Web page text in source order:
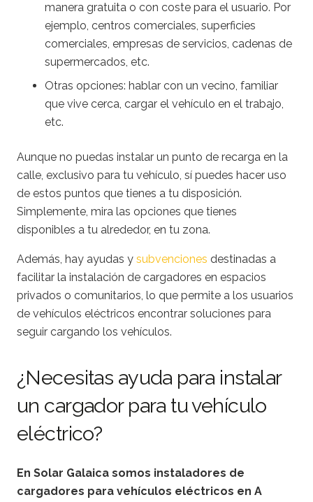
manera gratuita o con coste para el usuario. Por
ejemplo, centros comerciales, superficies
comerciales, empresas de servicios, cadenas de
supermercados, etc.
Otras opciones: hablar con un vecino, familiar
que vive cerca, cargar el vehículo en el trabajo,
etc.
Aunque no puedas instalar un punto de recarga en la
calle, exclusivo para tu vehículo, sí puedes hacer uso
de estos puntos que tienes a tu disposición.
Simplemente, mira las opciones que tienes
disponibles a tu alrededor, en tu zona.
Además, hay ayudas y subvenciones destinadas a
facilitar la instalación de cargadores en espacios
privados o comunitarios, lo que permite a los usuarios
de vehículos eléctricos encontrar soluciones para
seguir cargando los vehículos.
¿Necesitas ayuda para instalar
un cargador para tu vehículo
eléctrico?
En Solar Galaica somos instaladores de
cargadores para vehículos eléctricos en A